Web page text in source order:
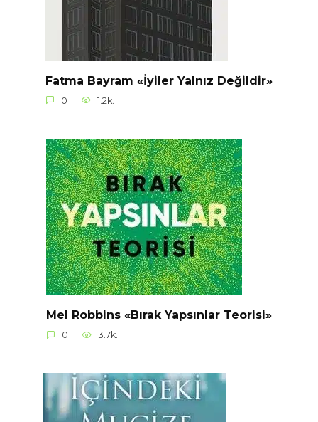
Fatma Bayram «İyiler Yalnız Değildir»
0 1.2k.
Mel Robbins «Bırak Yapsınlar Teorisi»
0 3.7k.